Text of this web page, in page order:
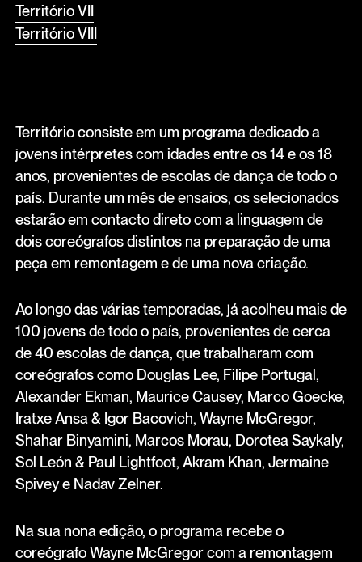
Território VII
Território VIII
Território consiste em um programa dedicado a
jovens intérpretes com idades entre os 14 e os 18
anos, provenientes de escolas de dança de todo o
país. Durante um mês de ensaios, os selecionados
estarão em contacto direto com a linguagem de
dois coreógrafos distintos na preparação de uma
peça em remontagem e de uma nova criação.
Ao longo das várias temporadas, já acolheu mais de
100 jovens de todo o país, provenientes de cerca
de 40 escolas de dança, que trabalharam com
coreógrafos como Douglas Lee, Filipe Portugal,
Alexander Ekman, Maurice Causey, Marco Goecke,
Iratxe Ansa & Igor Bacovich, Wayne McGregor,
Shahar Binyamini, Marcos Morau, Dorotea Saykaly,
Sol León & Paul Lightfoot, Akram Khan, Jermaine
Spivey e Nadav Zelner.
Na sua nona edição, o programa recebe o
coreógrafo Wayne McGregor com a remontagem